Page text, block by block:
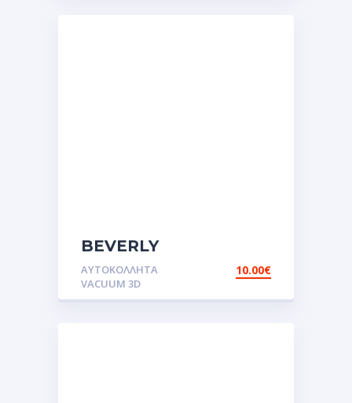
BEVERLY
VACUUM.Αυτοκόλλητα.stickers
ΑΥΤΟΚΌΛΛΗΤΑ
VACUUM 3D
10.00€